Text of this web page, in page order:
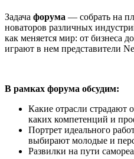
Задача форума — собрать на
новаторов различных
как меняется мир: от бизнеса
играют в нем представители
В рамках форума обсудим:
Какие отрасли страдают
каких компетенций и
Портрет идеального
выбирают молодые и
Развилки на пути